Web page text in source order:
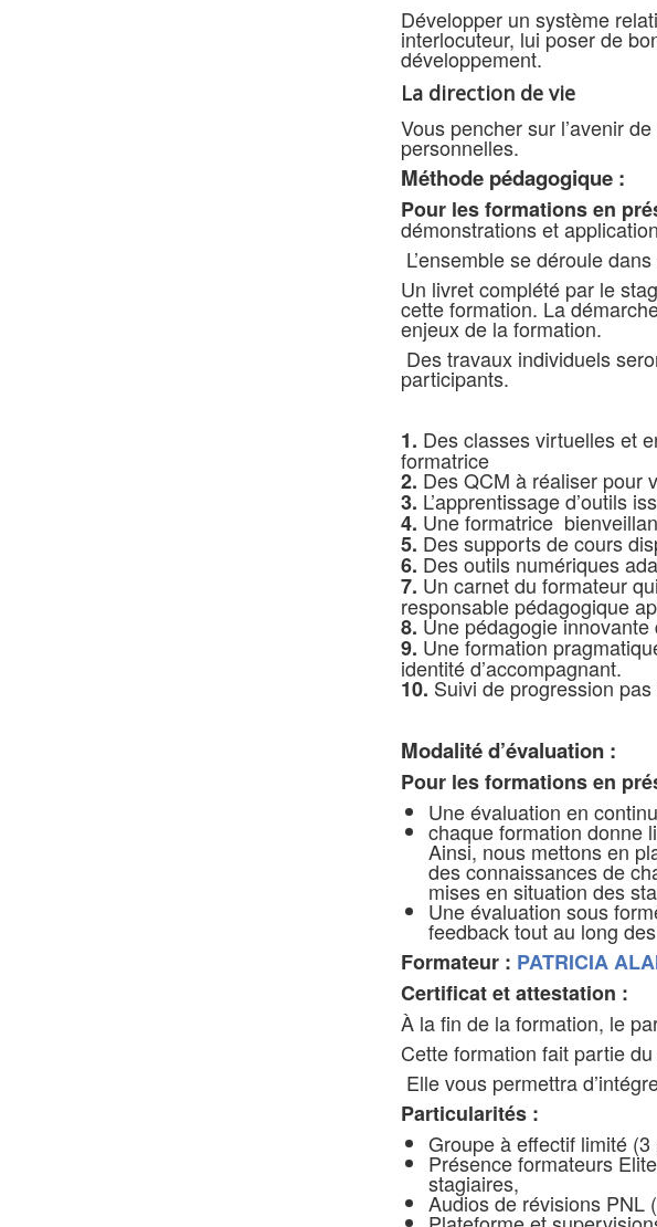
Développer un système
interlocuteur, lui poser de
développement.
La direction de vie
Vous pencher sur l’avenir
personnelles.
Méthode pédagogique :
Pour les formations en
démonstrations et
L’ensemble se déroule
Un livret complété par le
cette formation. La
enjeux de la formation.
Des travaux individuels
participants.
1. Des classes virtuelles et
formatrice
2. Des QCM à réaliser pour
3. L’apprentissage d’outils
4. Une formatrice
5. Des supports de cours
6. Des outils numériques
7. Un carnet du formateur
responsable pédagogique
8. Une pédagogie
9. Une formation
identité d’accompagnant.
10. Suivi de progression pas
Modalité d’évaluation :
Pour les formations en
Une évaluation en
chaque formation donne
Ainsi, nous mettons en
des connaissances de
mises en situation des
Une évaluation sous
feedback tout au long
Formateur : PATRICIA
Certificat et attestation :
À la fin de la formation, le
Cette formation fait partie
Elle vous permettra
Particularités :
Groupe à effectif limité
Présence formateurs
stagiaires,
Audios de révisions PNL